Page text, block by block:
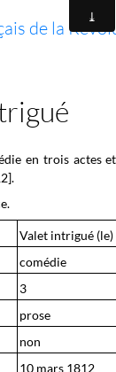
de la
en trois actes
Valet intrigué (le)
comédie
3
prose
non
10 mars 1812